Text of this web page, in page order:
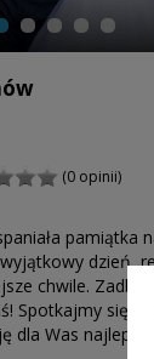
(0 opinii)
pamiątka
dzień,
chwile.
Spotkajmy się -
dla Was